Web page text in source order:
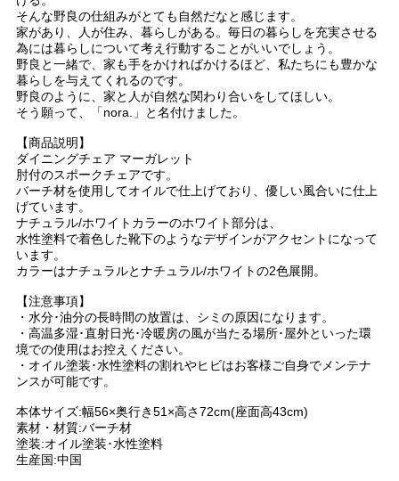
そんな野良の仕組みがとても自然だなと感じます。
家があり、人が住み、暮らしがある。毎日の暮らしを充実させる
為には暮らしについて考え行動することがいいでしょう。
野良と一緒で、家も手をかければかけるほど、私たちにも豊かな
暮らしを与えてくれるのです。
野良のように、家と人が自然な関わり合いをしてほしい。
そう願って、「nora.」と名付けました。
【商品説明】
ダイニングチェア マーガレット
肘付のスポークチェアです。
バーチ材を使用してオイルで仕上げており、優しい風合いに仕上
げています。
ナチュラル/ホワイトカラーのホワイト部分は、
水性塗料で着色した靴下のようなデザインがアクセントになって
います。
カラーはナチュラルとナチュラル/ホワイトの2色展開。
【注意事項】
・水分･油分の長時間の放置は、シミの原因になります。
・高温多湿･直射日光･冷暖房の風が当たる場所･屋外といった環
境での使用はお控えください。
・オイル塗装･水性塗料の割れやヒビはお客様ご自身でメンテナ
ンスが可能です。
本体サイズ:幅56×奥行き51×高さ72cm(座面高43cm)
素材・材質:バーチ材
塗装:オイル塗装･水性塗料
生産国:中国